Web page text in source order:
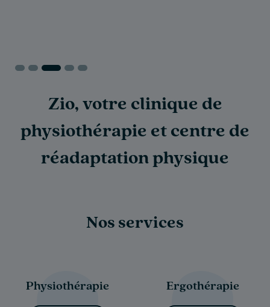
Zio, votre clinique de
physiothérapie et centre de
réadaptation physique
Nos services
Physiothérapie Ergothérapie